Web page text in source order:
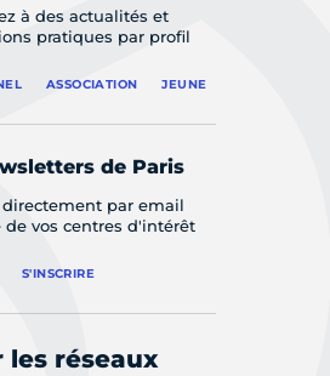
à des actualités et
pratiques par profil
ASSOCIATION JEUNE
de Paris
directement par email
de vos centres d'intérêt
S'INSCRIRE
les réseaux